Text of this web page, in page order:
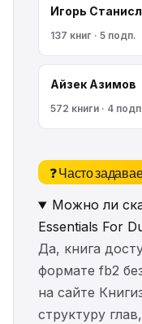
Игорь
137 книг · 5 подп.
Айзек Азимов
572 книги · 4
❓ Часто
Можно ли
Essentials For
Да, книга
формате fb2
на сайте
структуру